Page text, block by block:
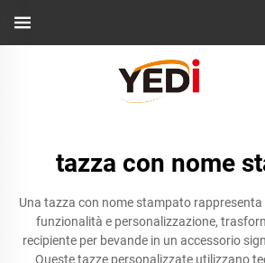
tazza con nome
Una tazza con nome stampato
funzionalità e personalizzazione,
recipiente per bevande in un accessorio
Queste tazze personalizzate utilizzano